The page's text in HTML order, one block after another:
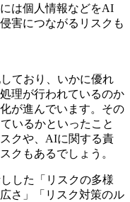
は個人情報などをAI
害につながるリスクも
ており、いかに優れ
理が行われているのか
が進んでいます。その
いるかといったこと
クや、AIに関する責
クもあるでしょう。
した「リスクの多様
さ」「リスク対策のル